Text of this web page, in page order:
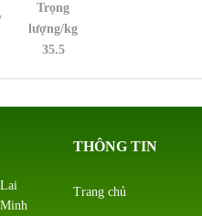
Trọng
lượng/kg
35.5
THÔNG TIN
Trang chủ